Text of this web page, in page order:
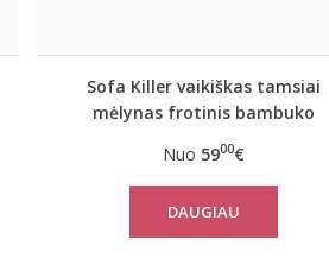
Sofa Killer vaikiškas tamsiai
mėlynas frotinis bambuko
Nuo 5900€
DAUGIAU